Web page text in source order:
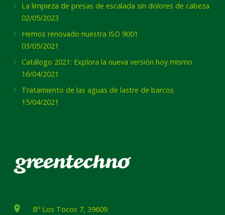
La limpieza de presas de escalada sin dolores de cabeza
02/05/2023
Hemos renovado nuestra ISO 9001
03/05/2021
Catálogo 2021: Explora la nueva versión hoy mismo
16/04/2021
Tratamiento de las aguas de lastre de barcos
15/04/2021
place
Bº Los Tocos 7, 39609